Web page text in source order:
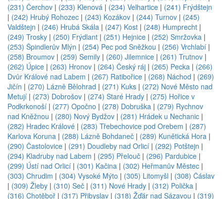
(231) Čerchov | (233) Klenová | (234) Velhartice | (241) Frýdštejn
| (242) Hrubý Rohozec | (243) Kozákov | (244) Turnov | (245)
Valdštejn | (246) Hrubá Skála | (247) Kost | (248) Humprecht |
(249) Trosky | (250) Frýdlant | (251) Hejnice | (252) Smržovka |
(253) Špindlerův Mlýn | (254) Pec pod Sněžkou | (256) Vrchlabí |
(258) Broumov | (259) Semily | (260) Jilemnice | (261) Trutnov |
(262) Úpice | (263) Hronov | (264) Český ráj | (265) Pecka | (266)
Dvůr Králové nad Labem | (267) Ratibořice | (268) Náchod | (269)
Jičín | (270) Lázně Bělohrad | (271) Kuks | (272) Nové Město nad
Metují | (273) Dobrošov | (274) Staré Hrady | (275) Hořice v
Podkrkonoší | (277) Opočno | (278) Dobruška | (279) Rychnov
nad Kněžnou | (280) Nový Bydžov | (281) Hrádek u Nechanic |
(282) Hradec Králové | (283) Třebechovice pod Orebem | (287)
Karlova Koruna | (288) Lázně Bohdaneč | (289) Kunětická Hora |
(290) Častolovice | (291) Doudleby nad Orlicí | (292) Potštejn |
(294) Kladruby nad Labem | (295) Přelouč | (296) Pardubice |
(299) Ústí nad Orlicí | (301) Kačina | (302) Heřmanův Městec |
(303) Chrudim | (304) Vysoké Mýto | (305) Litomyšl | (308) Čáslav
| (309) Žleby | (310) Seč | (311) Nové Hrady | (312) Polička |
(316) Chotěboř | (317) Přibyslav | (318) Žďár nad Sázavou | (319)